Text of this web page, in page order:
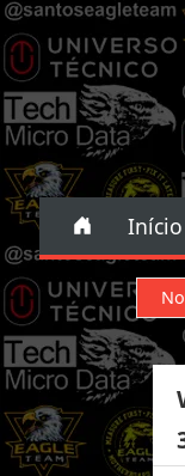
Pular para o
Pular para o
Início